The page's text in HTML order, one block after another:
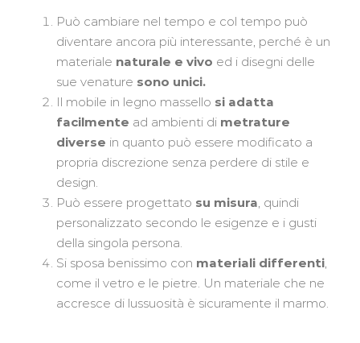
Può cambiare nel tempo e col tempo può
diventare ancora più interessante, perché è un
materiale naturale e vivo ed i disegni delle
sue venature sono unici.
Il mobile in legno massello si adatta
facilmente ad ambienti di metrature
diverse in quanto può essere modificato a
propria discrezione senza perdere di stile e
design.
Può essere progettato su misura, quindi
personalizzato secondo le esigenze e i gusti
della singola persona.
Si sposa benissimo con materiali differenti,
come il vetro e le pietre. Un materiale che ne
accresce di lussuosità è sicuramente il marmo.